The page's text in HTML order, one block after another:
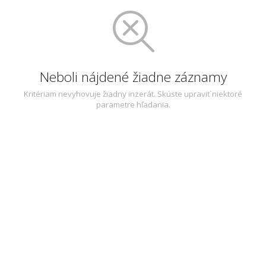
Neboli nájdené žiadne záznamy
Kritériam nevyhovuje žiadny inzerát. Skúste upraviť niektoré
parametre hľadania.